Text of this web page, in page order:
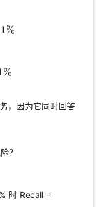
1%
%
，因为它同时回答
？
时 Recall =